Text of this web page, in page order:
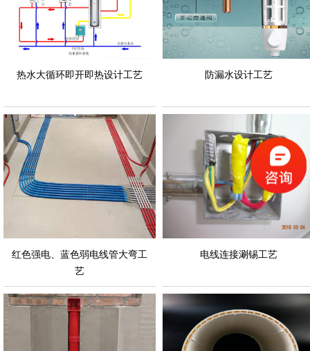
热水大循环即开即热设计工艺 防漏水设计工艺
红色强电、蓝色弱电线管大弯工
艺
电线连接涮锡工艺